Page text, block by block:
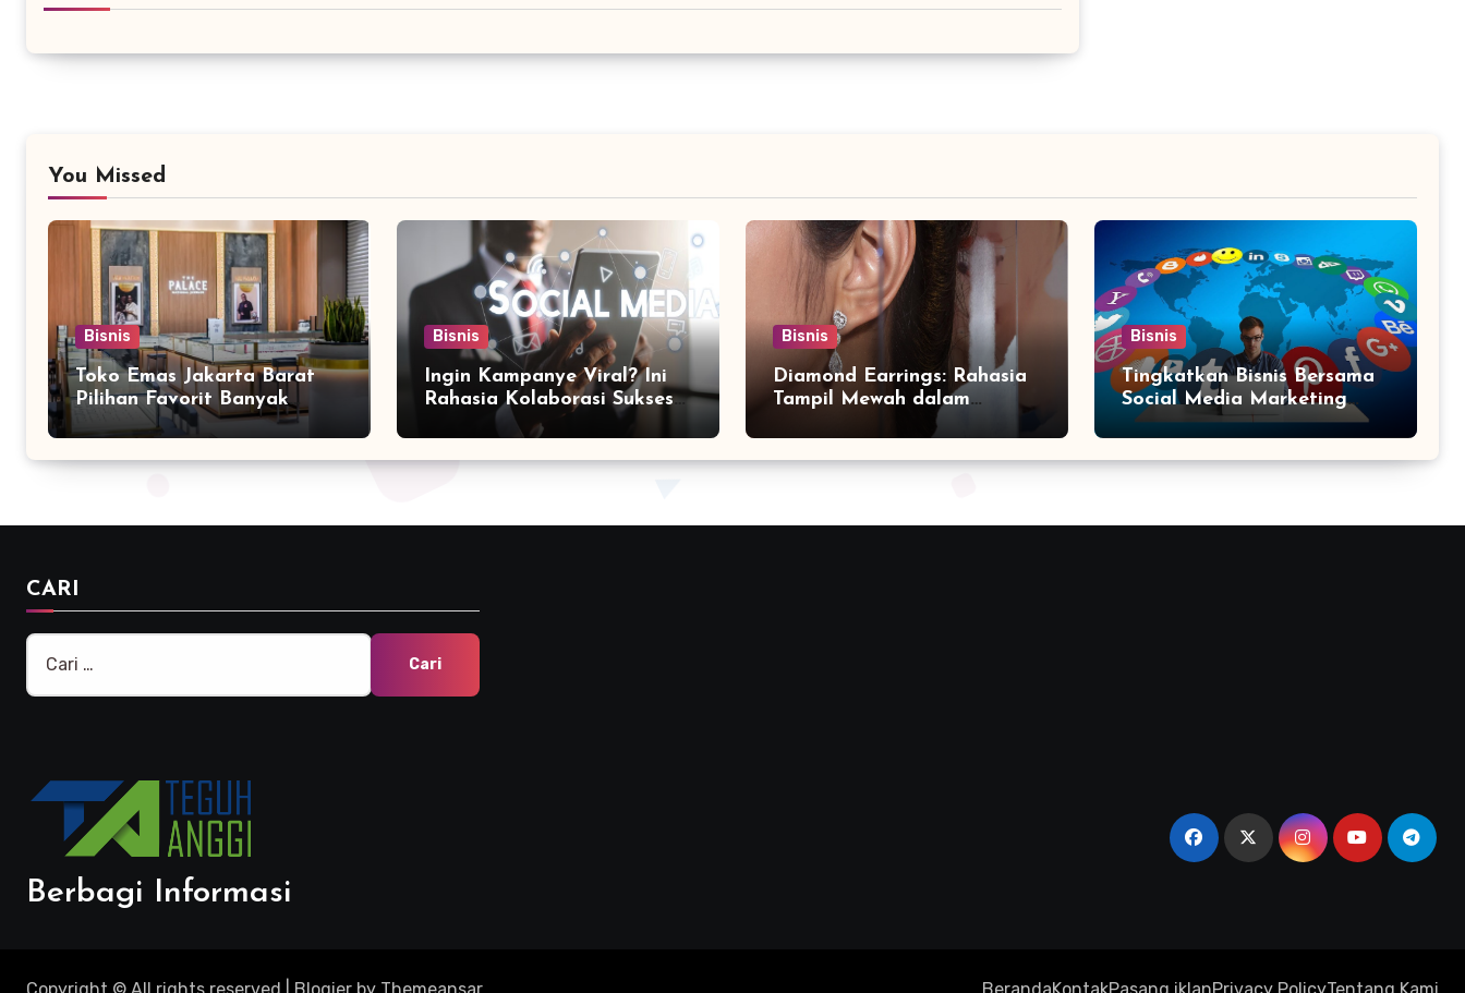
You Missed
Bisnis
Toko Emas Jakarta Barat
Pilihan Favorit Banyak
Bisnis
Ingin Kampanye Viral? Ini
Rahasia Kolaborasi Sukses
Bersama Social Media
Marketing Agency
Bisnis
Diamond Earrings: Rahasia
Tampil Mewah dalam
Sekejap yang Jarang
Diketahui
Bisnis
Tingkatkan Bisnis Bersama
Social Media Marketing
Agency
CARI
Cari
untuk:
Berbagi Informasi
Copyright © All rights reserved Blogier by Themeansar. BerandaKontakPasang iklanPrivacy PolicyTentang Kami